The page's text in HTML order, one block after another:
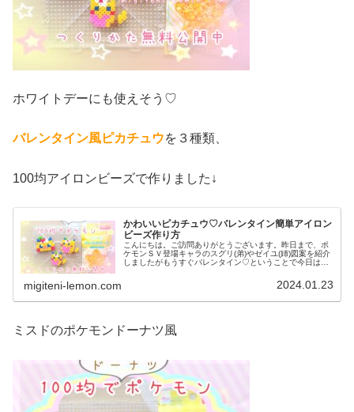
ホワイトデーにも使えそう♡
バレンタイン風ピカチュウを３種類、
100均アイロンビーズで作りました↓
かわいいピカチュウ♡バレンタイン簡単アイロン
ビーズ作り方
こんにちは。ご訪問ありがとうございます。昨日まで、ポ
ケモンＳＶ登場キャラのスグリ(弟)やゼイユ(姉)図案を紹介
しましたがもうすぐバレンタイン♡ということで今日はこ
migiteni-lemon.com 2024.01.23
ミスドのポケモンドーナツ風